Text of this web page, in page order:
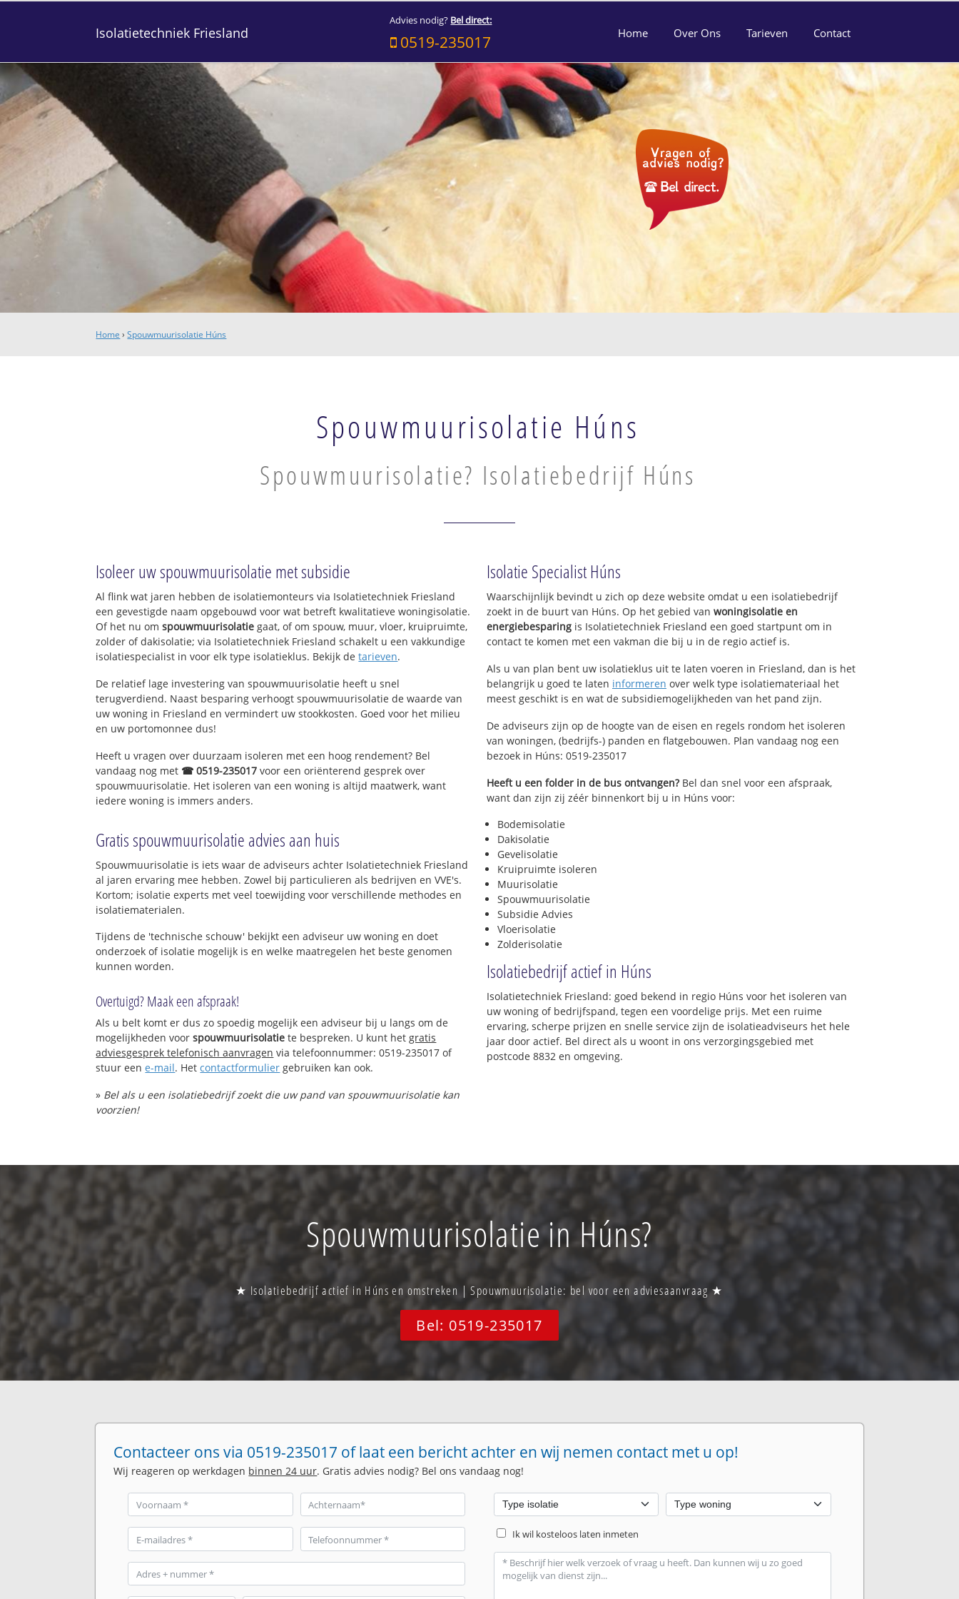
Isolatietechniek Friesland
Advies nodig? Bel direct:
0519-235017 Home Over Ons Tarieven Contact
Home ›Spouwmuurisolatie Húns
Spouwmuurisolatie Húns
Spouwmuurisolatie? Isolatiebedrijf Húns
Isoleer uw spouwmuurisolatie met subsidie
Al flink wat jaren hebben de isolatiemonteurs via Isolatietechniek Friesland
een gevestigde naam opgebouwd voor wat betreft kwalitatieve woningisolatie.
Of het nu omspouwmuurisolatie gaat, of om spouw, muur, vloer, kruipruimte,
zolder of dakisolatie; via Isolatietechniek Friesland schakelt u een vakkundige
isolatiespecialist in voor elk type isolatieklus. Bekijk detarieven.
De relatief lage investering van spouwmuurisolatie heeft u snel
terugverdiend. Naast besparing verhoogt spouwmuurisolatie de waarde van
uw woning in Friesland en vermindert uw stookkosten. Goed voor het milieu
en uw portomonnee dus!
Heeft u vragen over duurzaam isoleren met een hoog rendement? Bel
vandaag nog met ☎ 0519-235017 voor een oriënterend gesprek over
spouwmuurisolatie. Het isoleren van een woning is altijd maatwerk, want
iedere woning is immers anders.
Gratis spouwmuurisolatie advies aan huis
Spouwmuurisolatie is iets waar de adviseurs achter Isolatietechniek Friesland
al jaren ervaring mee hebben. Zowel bij particulieren als bedrijven en VVE's.
Kortom; isolatie experts met veel toewijding voor verschillende methodes en
isolatiematerialen.
Tijdens de 'technische schouw' bekijkt een adviseur uw woning en doet
onderzoek of isolatie mogelijk is en welke maatregelen het beste genomen
kunnen worden.
Overtuigd? Maak een afspraak!
Als u belt komt er dus zo spoedig mogelijk een adviseur bij u langs om de
mogelijkheden voorspouwmuurisolatie te bespreken. U kunt hetgratis
adviesgesprek telefonisch aanvragen via telefoonnummer: 0519-235017 of
stuur eene-mail. Hetcontactformulier gebruiken kan ook.
» Bel als u een isolatiebedrijf zoekt die uw pand van spouwmuurisolatie kan
voorzien!
Isolatie Specialist Húns
Waarschijnlijk bevindt u zich op deze website omdat u een isolatiebedrijf
zoekt in de buurt van Húns. Op het gebied van woningisolatie en
energiebesparing is Isolatietechniek Friesland een goed startpunt om in
contact te komen met een vakman die bij u in de regio actief is.
Als u van plan bent uw isolatieklus uit te laten voeren in Friesland, dan is het
belangrijk u goed te laten informeren over welk type isolatiemateriaal het
meest geschikt is en wat de subsidiemogelijkheden van het pand zijn.
De adviseurs zijn op de hoogte van de eisen en regels rondom het isoleren
van woningen, (bedrijfs-) panden en flatgebouwen. Plan vandaag nog een
bezoek in Húns: 0519-235017
Heeft u een folder in de bus ontvangen?Bel dan snel voor een afspraak,
want dan zijn zij zéér binnenkort bij u in Húns voor:
Bodemisolatie
Dakisolatie
Gevelisolatie
Kruipruimte isoleren
Muurisolatie
Spouwmuurisolatie
Subsidie Advies
Vloerisolatie
Zolderisolatie
Isolatiebedrijf actief in Húns
Isolatietechniek Friesland: goed bekend in regio Húns voor het isoleren van
uw woning of bedrijfspand, tegen een voordelige prijs. Met een ruime
ervaring, scherpe prijzen en snelle service zijn de isolatieadviseurs het hele
jaar door actief. Bel direct als u woont in ons verzorgingsgebied met
postcode 8832 en omgeving.
Spouwmuurisolatie in Húns?
★ Isolatiebedrijf actief in Húns en omstreken | Spouwmuurisolatie: bel voor een adviesaanvraag ★
Bel: 0519-235017
Contacteer ons via 0519-235017 of laat een bericht achter en wij nemen contact met u op!
Wij reageren op werkdagen binnen 24 uur. Gratis advies nodig? Bel ons vandaag nog!
Ik wil kosteloos laten inmeten